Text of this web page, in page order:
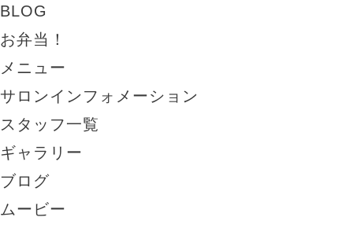
BLOG
お弁当！
メニュー
サロンインフォメーション
スタッフ一覧
ギャラリー
ブログ
ムービー